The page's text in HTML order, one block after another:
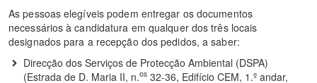
As pessoas elegíveis podem entregar os documentos
necessários à candidatura em qualquer dos três locais
designados para a recepção dos pedidos, a saber:
Direcção dos Serviços de Protecção Ambiental (DSPA)
(Estrada de D. Maria II, n.os 32-36, Edifício CEM, 1.º andar,